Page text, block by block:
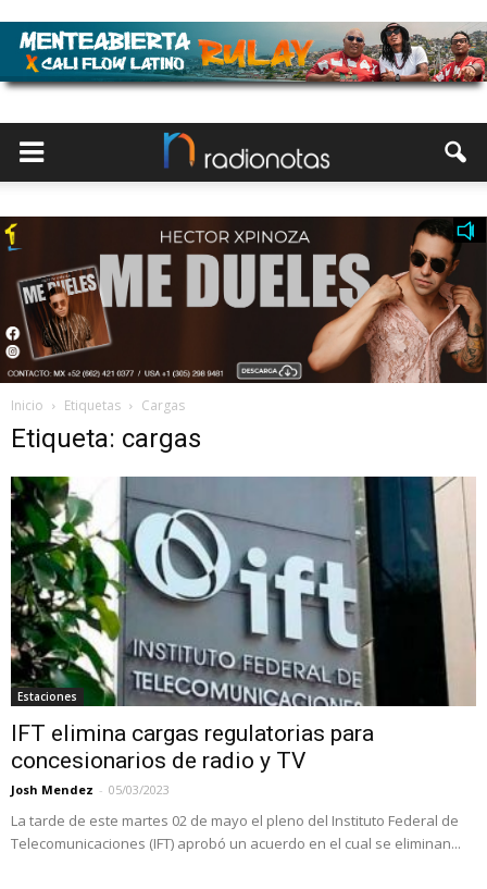
Inicio Etiquetas Cargas
Etiqueta: cargas
Estaciones
IFT elimina cargas regulatorias para
concesionarios de radio y TV
Josh Mendez - 05/03/2023
La tarde de este martes 02 de mayo el pleno del Instituto Federal de
Telecomunicaciones (IFT) aprobó un acuerdo en el cual se eliminan...